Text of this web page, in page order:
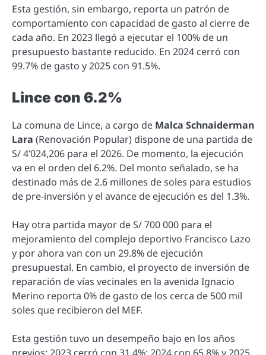
Esta gestión, sin embargo, reporta un patrón de
comportamiento con capacidad de gasto al cierre de
cada año. En 2023 llegó a ejecutar el 100% de un
presupuesto bastante reducido. En 2024 cerró con
99.7% de gasto y 2025 con 91.5%.
Lince con 6.2%
La comuna de Lince, a cargo de Malca Schnaiderman
Lara (Renovación Popular) dispone de una partida de
S/ 4’024,206 para el 2026. De momento, la ejecución
va en el orden del 6.2%. Del monto señalado, se ha
destinado más de 2.6 millones de soles para estudios
de pre-inversión y el avance de ejecución es del 1.3%.
Hay otra partida mayor de S/ 700 000 para el
mejoramiento del complejo deportivo Francisco Lazo
y por ahora van con un 29.8% de ejecución
presupuestal. En cambio, el proyecto de inversión de
reparación de vías vecinales en la avenida Ignacio
Merino reporta 0% de gasto de los cerca de 500 mil
soles que recibieron del MEF.
Esta gestión tuvo un desempeño bajo en los años